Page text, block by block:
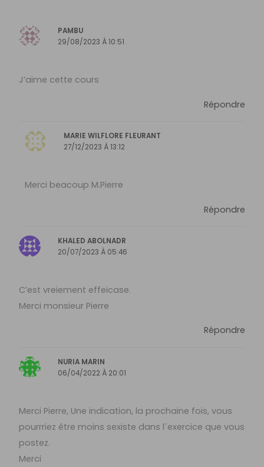
PAMBU
29/08/2023 À 10:51
J’aime cette cours
Répondre
MARIE WILFLORE FLEURANT
27/12/2023 À 13:12
Merci beacoup M.Pierre
Répondre
KHALED ABOLNADR
20/07/2023 À 05:46
C’est vreiement effeicase.
Merci monsieur Pierre
Répondre
NURIA MARIN
06/04/2022 À 20:01
Merci Pierre, Une indication, la prochaine fois, vous
pourrriez être moins sexiste dans l´exercice que vous
postez.
Merci